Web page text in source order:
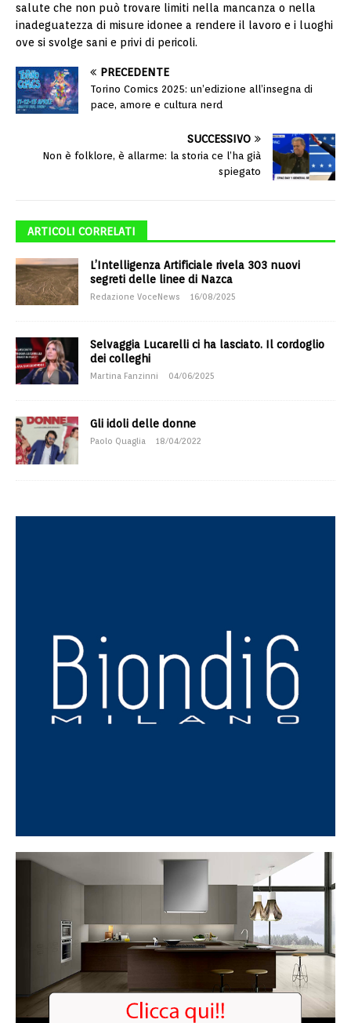
salute che non può trovare limiti nella mancanza o nella
inadeguatezza di misure idonee a rendere il lavoro e i luoghi
ove si svolge sani e privi di pericoli.
PRECEDENTE
Torino Comics 2025: un’edizione all’insegna di
pace, amore e cultura nerd
SUCCESSIVO
Non è folklore, è allarme: la storia ce l’ha già
spiegato
ARTICOLI CORRELATI
L’Intelligenza Artificiale rivela 303 nuovi
segreti delle linee di Nazca
Redazione VoceNews 16/08/2025
Selvaggia Lucarelli ci ha lasciato. Il cordoglio
dei colleghi
Martina Fanzinni 04/06/2025
Gli idoli delle donne
Paolo Quaglia 18/04/2022